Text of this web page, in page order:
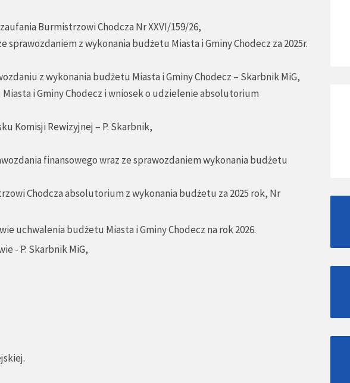
Burmistrzowi Chodcza Nr XXVI/159/26,
sprawozdaniem z wykonania budżetu Miasta i Gminy Chodecz za 2025r.
z wykonania budżetu Miasta i Gminy Chodecz – Skarbnik MiG,
i Gminy Chodecz i wniosek o udzielenie absolutorium
Komisji Rewizyjnej – P. Skarbnik,
finansowego wraz ze sprawozdaniem wykonania budżetu
Chodcza absolutorium z wykonania budżetu za 2025 rok, Nr
uchwalenia budżetu Miasta i Gminy Chodecz na rok 2026.
- P. Skarbnik MiG,